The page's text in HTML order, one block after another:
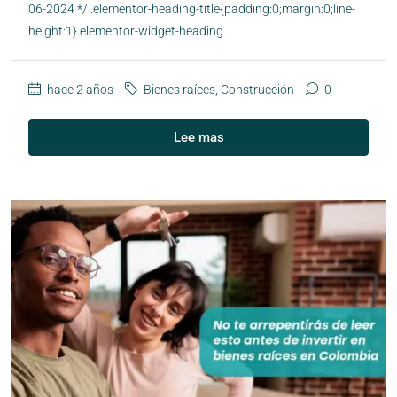
06-2024 */ .elementor-heading-title{padding:0;margin:0;line-
height:1}.elementor-widget-heading...
hace 2 años Bienes raíces Construcción 0
Lee mas